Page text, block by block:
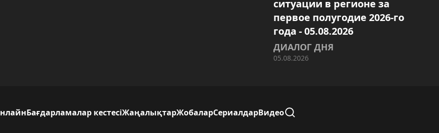
ситуации в регионе за
первое полугодие 2026-го
года - 05.08.2026
ДИАЛОГ ДНЯ
05.08.2026
Бағдарламалар кестесіЖаңалықтарЖобаларСериалдарВидео